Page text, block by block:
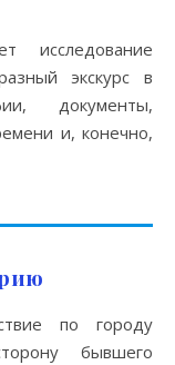
исследование
экскурс в
документы,
и, конечно,
по городу
бывшего